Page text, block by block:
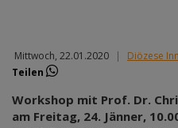
Mittwoch, 22.01.2020 | Diözese
Teilen
Workshop mit Prof. Dr.
am Freitag, 24. Jänner,